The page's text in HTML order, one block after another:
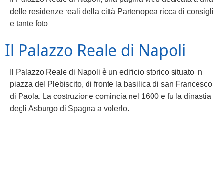
delle residenze reali della città Partenopea ricca di consigli
e tante foto
Il Palazzo Reale di Napoli
Il Palazzo Reale di Napoli è un edificio storico situato in
piazza del Plebiscito, di fronte la basilica di san Francesco
di Paola. La costruzione comincia nel 1600 e fu la dinastia
degli Asburgo di Spagna a volerlo.